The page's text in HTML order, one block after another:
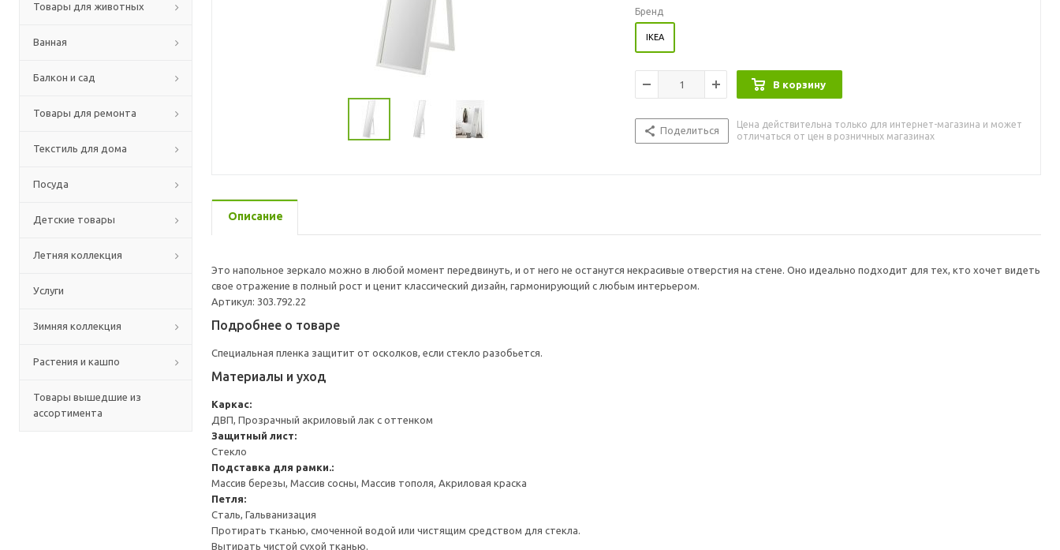
Товары для животных
Ванная
Балкон и сад
Товары для ремонта
Текстиль для дома
Посуда
Детские товары
Летняя коллекция
Услуги
Зимняя коллекция
Растения и кашпо
Товары вышедшие из
ассортимента
Бренд
IKEA
В корзину
Поделиться
Цена действительна только для интернет-магазина и может
отличаться от цен в розничных магазинах
Описание
Это напольное зеркало можно в любой момент передвинуть, и от него не останутся некрасивые отверстия на стене. Оно идеально подходит для тех, кто хочет видеть
свое отражение в полный рост и ценит классический дизайн, гармонирующий с любым интерьером.
Артикул: 303.792.22
Подробнее о товаре
Специальная пленка защитит от осколков, если стекло разобьется.
Материалы и уход
Каркас:
ДВП, Прозрачный акриловый лак с оттенком
Защитный лист:
Стекло
Подставка для рамки.:
Массив березы, Массив сосны, Массив тополя, Акриловая краска
Петля:
Сталь, Гальванизация
Протирать тканью, смоченной водой или чистящим средством для стекла.
Вытирать чистой сухой тканью.